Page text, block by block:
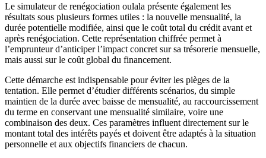
Le simulateur de renégociation oulala présente également les
résultats sous plusieurs formes utiles : la nouvelle mensualité, la
durée potentielle modifiée, ainsi que le coût total du crédit avant et
après renégociation. Cette représentation chiffrée permet à
l’emprunteur d’anticiper l’impact concret sur sa trésorerie mensuelle,
mais aussi sur le coût global du financement.
Cette démarche est indispensable pour éviter les pièges de la
tentation. Elle permet d’étudier différents scénarios, du simple
maintien de la durée avec baisse de mensualité, au raccourcissement
du terme en conservant une mensualité similaire, voire une
combinaison des deux. Ces paramètres influent directement sur le
montant total des intérêts payés et doivent être adaptés à la situation
personnelle et aux objectifs financiers de chacun.